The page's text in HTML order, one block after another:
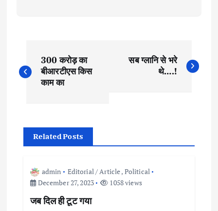
o
t
n
300 करोड़ का
बीआरटीएस किस
काम का
सब ग्लानि से भरे
थे….!
Related Posts
admin Editorial / Article, Political
December 27, 2023
1058 views
जब दिल ही टूट गया